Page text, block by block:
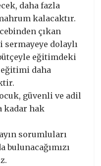
daha fazla
kalacaktır.
çıkan
dolaylı
eğitimdeki
daha
güvenli ve adil
kadar hak
sorumluları
bulunacağımızı